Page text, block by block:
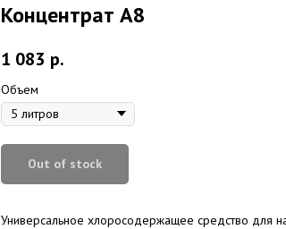
Концентрат А8
1 083 р.
Объем
Out of stock
Универсальное хлоросодержащее средство для